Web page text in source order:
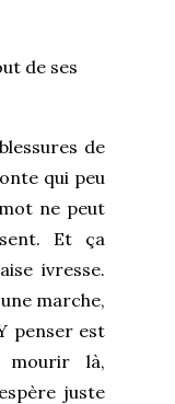
de ses
de
qui peu
ne peut
Et ça
ivresse.
marche,
penser est
mourir là,
juste